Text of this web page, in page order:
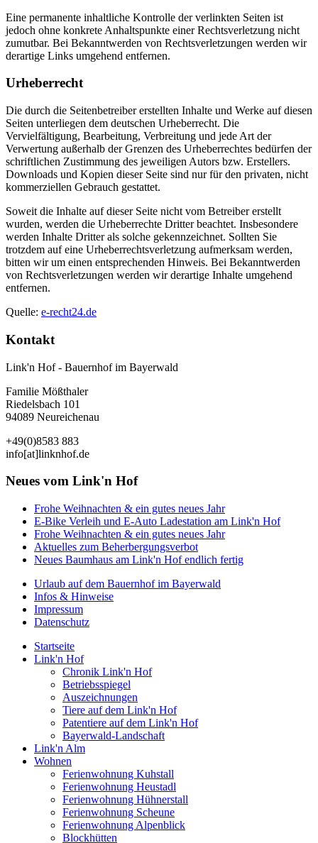
Eine permanente inhaltliche Kontrolle der verlinkten Seiten ist
jedoch ohne konkrete Anhaltspunkte einer Rechtsverletzung nicht
zumutbar. Bei Bekanntwerden von Rechtsverletzungen werden wir
derartige Links umgehend entfernen.
Urheberrecht
Die durch die Seitenbetreiber erstellten Inhalte und Werke auf diesen
Seiten unterliegen dem deutschen Urheberrecht. Die
Vervielfältigung, Bearbeitung, Verbreitung und jede Art der
Verwertung außerhalb der Grenzen des Urheberrechtes bedürfen der
schriftlichen Zustimmung des jeweiligen Autors bzw. Erstellers.
Downloads und Kopien dieser Seite sind nur für den privaten, nicht
kommerziellen Gebrauch gestattet.
Soweit die Inhalte auf dieser Seite nicht vom Betreiber erstellt
wurden, werden die Urheberrechte Dritter beachtet. Insbesondere
werden Inhalte Dritter als solche gekennzeichnet. Sollten Sie
trotzdem auf eine Urheberrechtsverletzung aufmerksam werden,
bitten wir um einen entsprechenden Hinweis. Bei Bekanntwerden
von Rechtsverletzungen werden wir derartige Inhalte umgehend
entfernen.
Quelle: e-recht24.de
Kontakt
Link'n Hof - Bauernhof im Bayerwald
Familie Mößthaler
Riedelsbach 101
94089 Neureichenau
+49(0)8583 883
info[at]linknhof.de
Neues vom Link'n Hof
Frohe Weihnachten & ein gutes neues Jahr
E-Bike Verleih und E-Auto Ladestation am Link'n Hof
Frohe Weihnachten & ein gutes neues Jahr
Aktuelles zum Beherbergungsverbot
Neues Baumhaus am Link'n Hof endlich fertig
Urlaub auf dem Bauernhof im Bayerwald
Infos & Hinweise
Impressum
Datenschutz
Startseite
Link'n Hof
Chronik Link'n Hof
Betriebsspiegel
Auszeichnungen
Tiere auf dem Link'n Hof
Patentiere auf dem Link'n Hof
Bayerwald-Landschaft
Link'n Alm
Wohnen
Ferienwohnung Kuhstall
Ferienwohnung Heustadl
Ferienwohnung Hühnerstall
Ferienwohnung Scheune
Ferienwohnung Alpenblick
Blockhütten